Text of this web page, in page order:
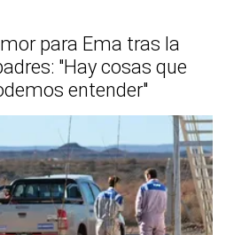
para Ema tras la
"Hay cosas que
entender"